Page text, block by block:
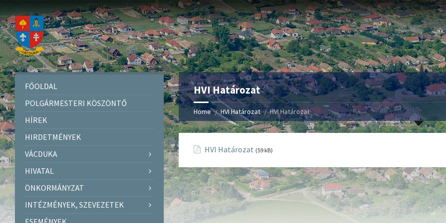
HVI Határozat
Home HVI Határozat HVI Határozat
HVI Határozat (59 kB)
FŐOLDAL
POLGÁRMESTERI KÖSZÖNTŐ
HÍREK
HIRDETMÉNYEK
VÁCDUKA
HIVATAL
ÖNKORMÁNYZAT
INTÉZMÉNYEK, SZEVEZETEK